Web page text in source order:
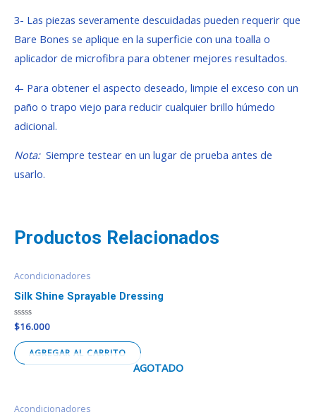
3- Las piezas severamente descuidadas pueden requerir que
Bare Bones se aplique en la superficie con una toalla o
aplicador de microfibra para obtener mejores resultados.
4- Para obtener el aspecto deseado, limpie el exceso con un
paño o trapo viejo para reducir cualquier brillo húmedo
adicional.
Nota:Siempre testear en un lugar de prueba antes de
usarlo.
Productos Relacionados
Acondicionadores
Silk Shine Sprayable Dressing
Valorado
en
0
de
5
$16.000
AGREGAR AL CARRITO
AGOTADO
Acondicionadores